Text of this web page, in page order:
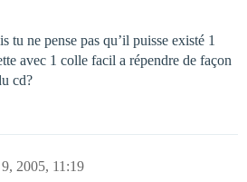
tu ne pense pas qu’il puisse existé 1
avec 1 colle facil a répendre de façon
cd?
2005, 11:19